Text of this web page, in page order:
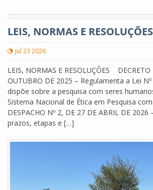
LEIS, NORMAS E RESOLUÇÕES
jul 23 2026
LEIS, NORMAS E RESOLUÇÕES
OUTUBRO DE 2025 – Regulamenta a Lei
dispõe sobre a pesquisa com seres
Sistema Nacional de Ética em Pesquisa
DESPACHO Nº 2, DE 27 DE ABRIL DE
prazos, etapas e […]